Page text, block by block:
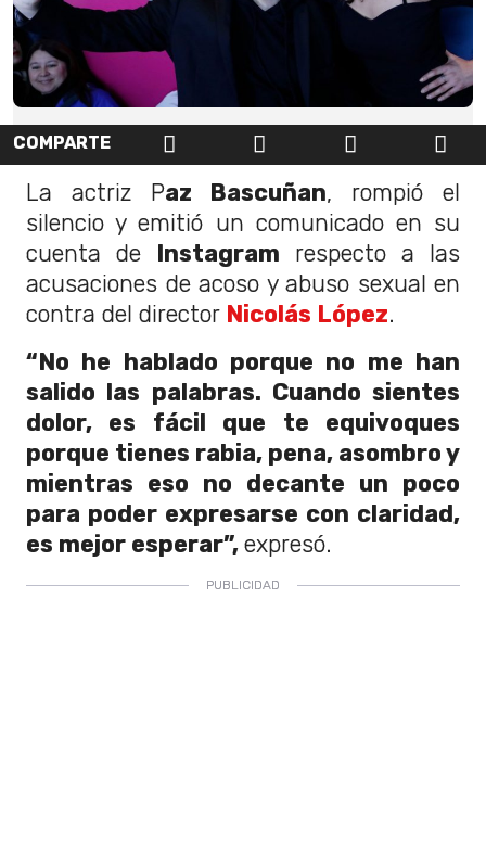
COMPARTE
La actriz Paz Bascuñan, rompió el
silencio y emitió un comunicado en su
cuenta de Instagram respecto a las
acusaciones de acoso y abuso sexual en
contra del director Nicolás López.
“No he hablado porque no me han
salido las palabras. Cuando sientes
dolor, es fácil que te equivoques
porque tienes rabia, pena, asombro y
mientras eso no decante un poco
para poder expresarse con claridad,
es mejor esperar”, expresó.